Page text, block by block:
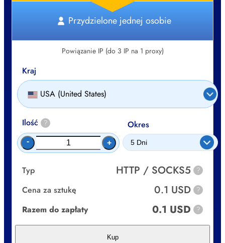
Przydzielone jednej osobie
Powiązanie IP (do 3 IP na 1 proxy)
Kraj
USA (United States)
Ilość ?
- +
Okres
Typ HTTP / SOCKS5 ?
Cena za sztukę 0.1 USD ?
Razem do zapłaty 0.1 USD ?
Kup